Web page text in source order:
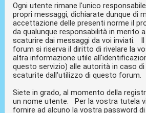
Ogni utente rimane l'unico
propri messaggi, dichiarate dunque di
accettazione delle presenti norme il
da qualunque responsabilità in merito
scaturire dai messaggi da voi inviati.
forum si riserva il diritto di rivelare la
altra informazione utile
questo servizio) alle autorità in caso di
scaturite dall'utilizzo di questo forum.
Siete in grado, al momento della
un nome utente. Per la vostra tutela
fornire ad alcuno la vostra password